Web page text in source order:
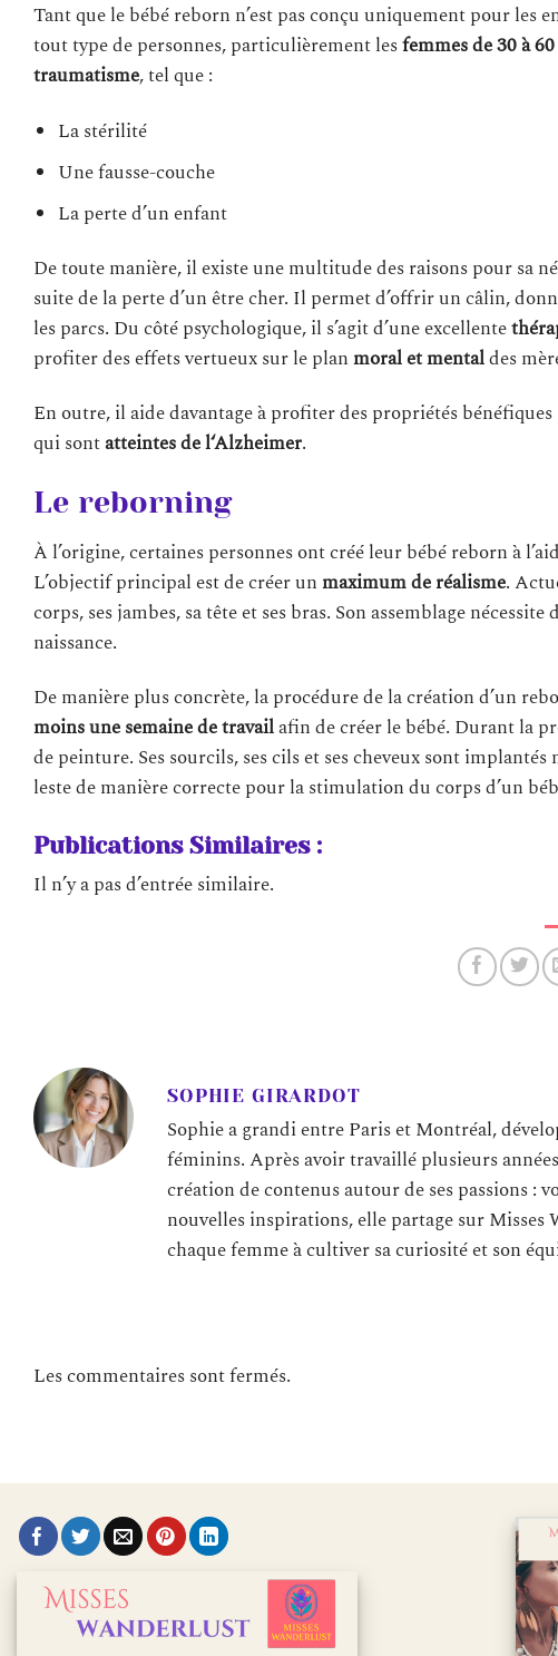
Tant que le bébé reborn n’est pas conçu uniquement pour les
tout type de personnes, particulièrement lesfemmes de 30 à
traumatisme, tel que :
La stérilité
Une fausse-couche
La perte d’un enfant
De toute manière, il existe une multitude des raisons pour sa
suite de la perte d’un être cher. Il permet d’offrir un câlin,
les parcs. Du côté psychologique, il s’agit d’une excellente
profiter des effets vertueux sur le planmoral et mentaldes
En outre, il aide davantage à profiter des propriétés
qui sontatteintes de l‘Alzheimer.
Le reborning
À l’origine, certaines personnes ont créé leur bébé reborn à
L’objectif principal est de créer unmaximum de réalisme.
corps, ses jambes, sa tête et ses bras. Son assemblage
naissance.
De manière plus concrète, la procédure de la création d’un
moins une semainede travailafin de créer le bébé. Durant la
de peinture. Ses sourcils, ses cils et ses cheveux sont
leste de manière correcte pour la stimulation du corps d’un
Publications Similaires :
Il n’y a pas d’entrée similaire.
SOPHIE GIRARDOT
Sophie a grandi entre Paris et Montréal,
féminins. Après avoir travaillé plusieurs
création de contenus autour de ses passions :
nouvelles inspirations, elle partage sur
chaque femme à cultiver sa curiosité et son
Les commentaires sont fermés.